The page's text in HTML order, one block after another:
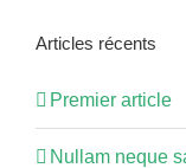
Articles récents
Premier article
Nullam neque